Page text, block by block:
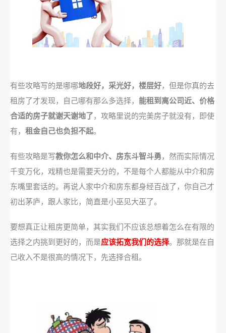
有些攻略写的是哪哪地段好，采光好，楼层好，但是你真的去
租房了才发现，自己哪有那么多选择， 能租到离公司近、价格
合适的房子就谢天谢地了，攻略里说的完美房子就没有，即使
有， 租金自己也负担不起。
有些攻略是写教你怎么和中介、房东斗智斗勇，然而实际情况
千变万化，戏精也是需要天分的，不是每个人都能从中介和房
东嘴里套话的。再说人家中介和房东都身经百战了，你自己才
初出茅庐，跟人家比，简直是小巫见大巫了。
要想真正让租房更简单，其实我们不应该总想着怎么在有限的
选择之内挑到更好的，而是应该拓宽我们的选择。那就是在自
己收入不是很高的情况下，先选择合租。